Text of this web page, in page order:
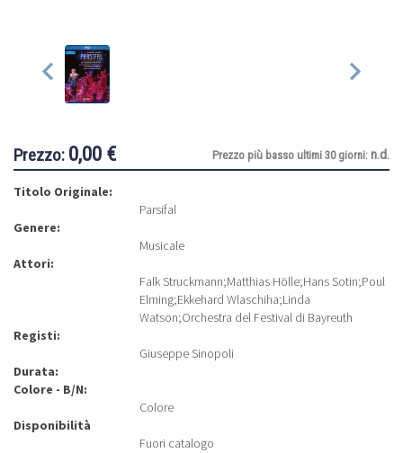
Prezzo: 0,00 € Prezzo più basso ultimi 30 giorni: n.d.
Titolo Originale:
Parsifal
Genere:
Musicale
Attori:
Falk Struckmann;Matthias Hölle;Hans Sotin;Poul
Elming;Ekkehard Wlaschiha;Linda
Watson;Orchestra del Festival di Bayreuth
Registi:
Giuseppe Sinopoli
Durata:
Colore - B/N:
Colore
Disponibilità
Fuori catalogo